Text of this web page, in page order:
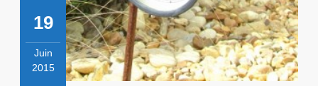
19
Juin
2015